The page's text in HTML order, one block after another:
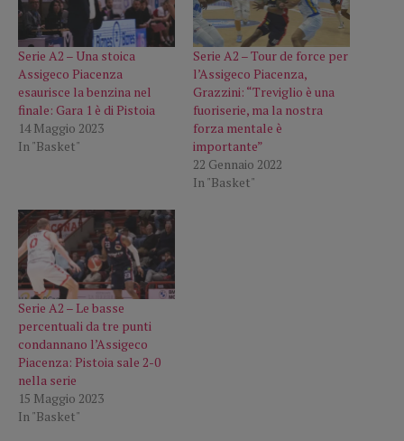
Serie A2 – Una stoica
Assigeco Piacenza
esaurisce la benzina nel
finale: Gara 1 è di Pistoia
14 Maggio 2023
In "Basket"
Serie A2 – Tour de force per
l’Assigeco Piacenza,
Grazzini: “Treviglio è una
fuoriserie, ma la nostra
forza mentale è
importante”
22 Gennaio 2022
In "Basket"
Serie A2 – Le basse
percentuali da tre punti
condannano l’Assigeco
Piacenza: Pistoia sale 2-0
nella serie
15 Maggio 2023
In "Basket"